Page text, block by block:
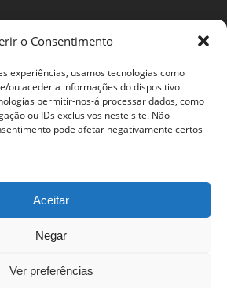
o Consentimento
experiências, usamos tecnologias como
ou aceder a informações do dispositivo.
permitir-nos-á processar dados, como
ou IDs exclusivos neste site. Não
pode afetar negativamente certos
Aceitar
Negar
Ver preferências
esse poder é teu
si antes que o alerta tome conta da
Todos os direitos reservados
|Política de privacidade